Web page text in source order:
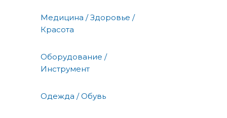
Медицина / Здоровье /
Красота
Оборудование /
Инструмент
Одежда / Обувь